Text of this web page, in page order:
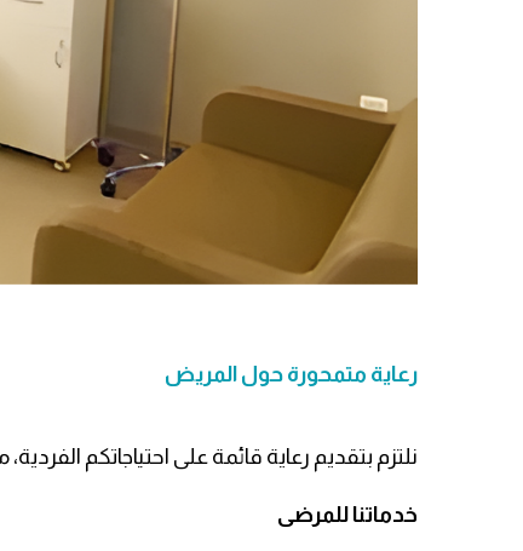
رعاية متمحورة حول المريض
نلتزم بتقديم رعاية قائمة على احتياجاتكم
خدماتنا للمرضى